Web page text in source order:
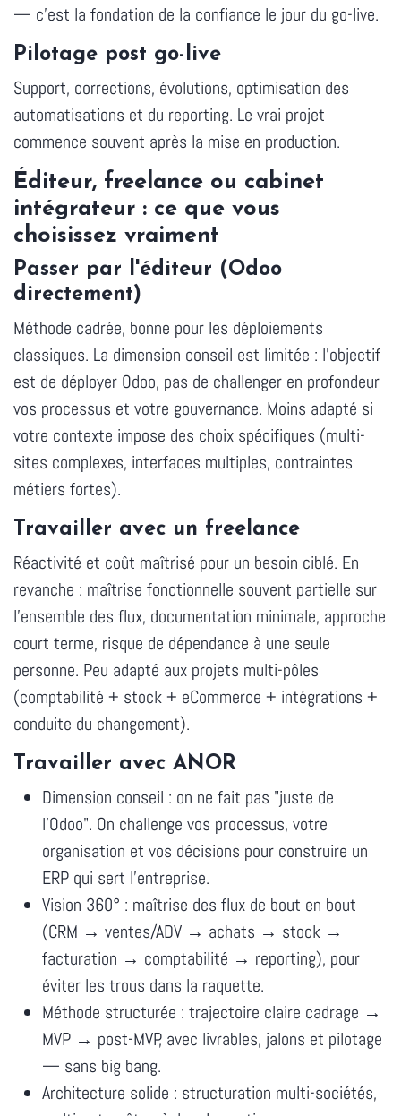
— c'est la fondation de la confiance le jour du go-live.
Pilotage post go-live
Support, corrections, évolutions, optimisation des
automatisations et du reporting. Le vrai projet
commence souvent après la mise en production.
Éditeur, freelance ou cabinet
intégrateur : ce que vous
choisissez vraiment
Passer par l'éditeur (Odoo
directement)
Méthode cadrée, bonne pour les déploiements
classiques. La dimension conseil est limitée : l'objectif
est de déployer Odoo, pas de challenger en profondeur
vos processus et votre gouvernance. Moins adapté si
votre contexte impose des choix spécifiques (multi-
sites complexes, interfaces multiples, contraintes
métiers fortes).
Travailler avec un freelance
Réactivité et coût maîtrisé pour un besoin ciblé. En
revanche : maîtrise fonctionnelle souvent partielle sur
l'ensemble des flux, documentation minimale, approche
court terme, risque de dépendance à une seule
personne. Peu adapté aux projets multi-pôles
(comptabilité + stock + eCommerce + intégrations +
conduite du changement).
Travailler avec ANOR
Dimension conseil : on ne fait pas "juste de
l'Odoo". On challenge vos processus, votre
organisation et vos décisions pour construire un
ERP qui sert l'entreprise.
Vision 360° : maîtrise des flux de bout en bout
(CRM → ventes/ADV → achats → stock →
facturation → comptabilité → reporting), pour
éviter les trous dans la raquette.
Méthode structurée : trajectoire claire cadrage →
MVP → post-MVP, avec livrables, jalons et pilotage
— sans big bang.
Architecture solide : structuration multi-sociétés,